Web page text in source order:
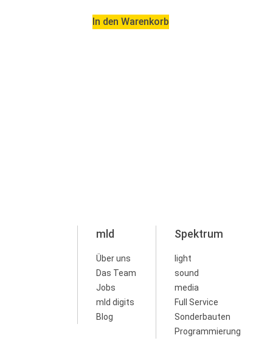
In den Warenkorb
mld
Über uns
Das Team
Jobs
mld digits
Blog
Spektrum
light
sound
media
Full Service
Sonderbauten
Programmierung